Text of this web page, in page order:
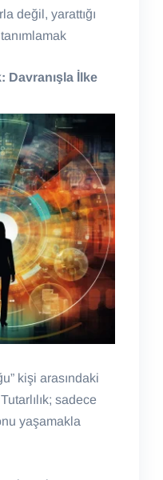
değil, yarattığı
Davranışla İlke
kişi arasındaki
sadece
yaşamakla